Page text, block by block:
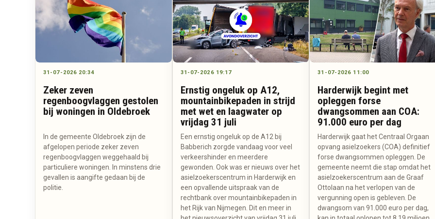
31-07-2026 20:34
Zeker zeven
regenboogvlaggen gestolen
bij woningen in Oldebroek
In de gemeente Oldebroek zijn de
afgelopen periode zeker zeven
regenboogvlaggen weggehaald bij
particuliere woningen. In minstens drie
gevallen is aangifte gedaan bij de
politie.
31-07-2026 19:17
Ernstig ongeluk op A12,
mountainbikepaden in strijd
met wet en laagwater op
vrijdag 31 juli
Een ernstig ongeluk op de A12 bij
Babberich zorgde vandaag voor veel
verkeershinder en meerdere
gewonden. Ook was er nieuws over het
asielzoekerscentrum in Harderwijk en
een opvallende uitspraak van de
rechtbank over mountainbikepaden in
het Rijk van Nijmegen. Dit en meer in
31-07-2026 11:00
Harderwijk begint met
opleggen forse
dwangsommen aan COA:
91.000 euro per dag
Harderwijk gaat het Centraal Orgaan
opvang asielzoekers (COA) definitief
forse dwangsommen opleggen. De
gemeente neemt die stap omdat het
asielzoekerscentrum aan de Graaf
Ottolaan na het verlopen van de
vergunning open is gebleven. De
dwangsom van 91.000 euro per dag,